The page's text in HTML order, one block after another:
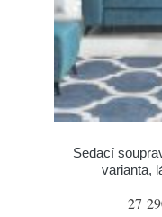
Sedací
varianta,
27